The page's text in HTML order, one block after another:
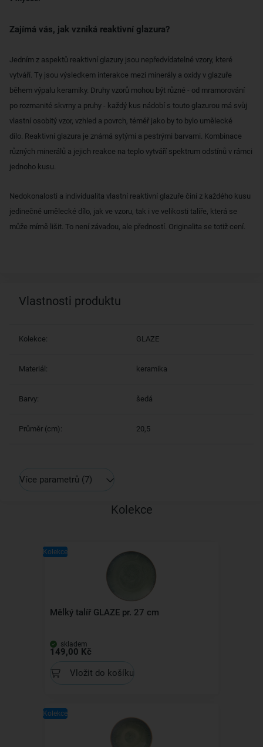
Zajímá vás, jak vzniká reaktivní glazura?
Jedním z aspektů reaktivní glazury jsou nepředvídatelné vzory, které
vytváří. Ty jsou výsledkem interakce mezi minerály a oxidy v glazuře
během výpalu keramiky. Druhy vzorů mohou být různé - od mramorování
po rozmanité skvrny a pruhy - každý kus nádobí s touto glazurou má svůj
vlastní osobitý vzor, vzhled a povrch, téměř jako by to bylo umělecké
dílo. Reaktivní glazura je známá sytými a pestrými barvami. Kombinace
různých minerálů a jejich reakce na teplo vytváří spektrum odstínů v rámci
jednoho kusu.
Nedokonalosti a individualita vlastní reaktivní glazuře činí z každého kusu
jedinečné umělecké dílo, jak ve vzoru, tak i ve velikosti talíře, která se
může mírně lišit. To není závadou, ale předností. Originalita se totiž cení.
Vlastnosti produktu
Kolekce: GLAZE
Materiál: keramika
Barvy: šedá
Průměr (cm): 20,5
Více parametrů (7)
Kolekce
Kolekce
Mělký talíř GLAZE pr. 27 cm
skladem
149,00 Kč
Vložit do košíku
Kolekce